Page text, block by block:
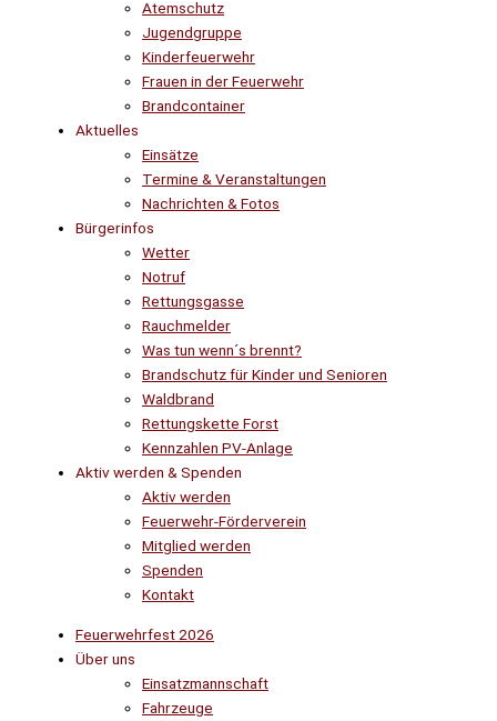
Atemschutz
Jugendgruppe
Kinderfeuerwehr
Frauen in der Feuerwehr
Brandcontainer
Aktuelles
Einsätze
Termine & Veranstaltungen
Nachrichten & Fotos
Bürgerinfos
Wetter
Notruf
Rettungsgasse
Rauchmelder
Was tun wenn´s brennt?
Brandschutz für Kinder und Senioren
Waldbrand
Rettungskette Forst
Kennzahlen PV-Anlage
Aktiv werden & Spenden
Aktiv werden
Feuerwehr-Förderverein
Mitglied werden
Spenden
Kontakt
Feuerwehrfest 2026
Über uns
Einsatzmannschaft
Fahrzeuge